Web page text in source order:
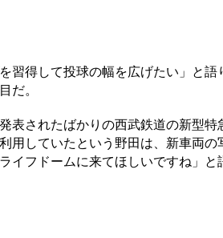
習得して投球の幅を広げたい」と語
だ。
表されたばかりの西武鉄道の新型
用していたという野田は、新車両
イフドームに来てほしいですね」と